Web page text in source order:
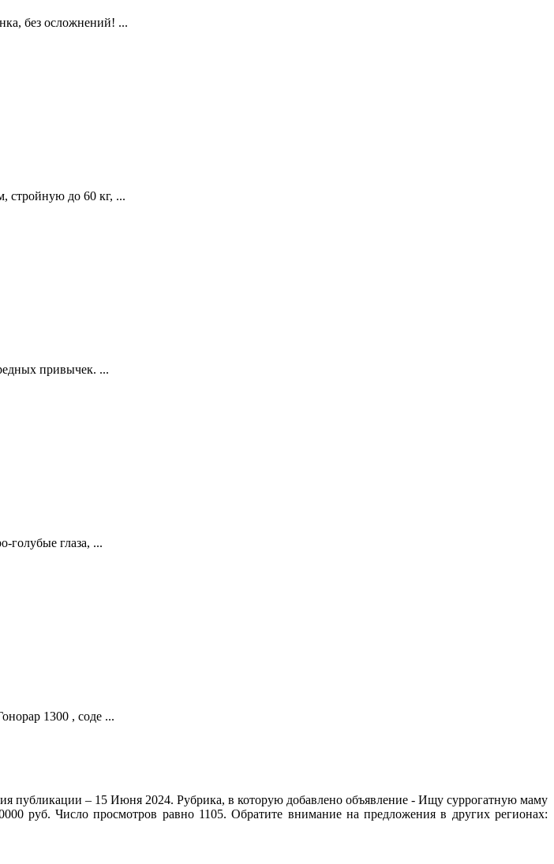
без осложнений! ...
стройную до 60 кг, ...
привычек. ...
голубые глаза, ...
1300 , соде ...
публикации – 15 Июня 2024. Рубрика, в которую добавлено объявление - Ищу суррогатную маму
руб. Число просмотров равно 1105. Обратите внимание на предложения в других регионах: